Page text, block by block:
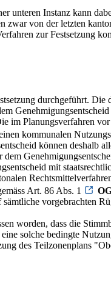
unteren Instanz kann
von der letzten
zur Festsetzung
durchgeführt. Die
im Planungsverfahren
kommunalen
können deshalb
mit
Art. 86 Abs. 1
vorgebrachten
worden, dass die
solche bedingte
des Teilzonenplans